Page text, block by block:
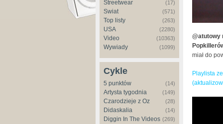
Streetwear (17)
Świat (571)
Top listy (263)
USA (2280)
Video (10363)
Wywiady (1099)
Cykle
5 punktów (14)
Artysta tygodnia (149)
Czarodzieje z Oz (28)
Didaskalia (14)
Diggin In The Videos (269)
@atutowy
miał do
Playlista